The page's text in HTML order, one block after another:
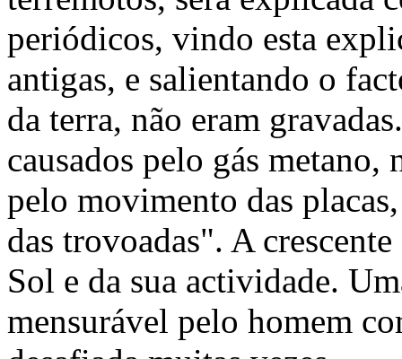
periódicos, vindo esta
antigas, e salientando o
da terra, não eram
causados pelo gás metano,
pelo movimento das
das trovoadas". A
Sol e da sua actividade.
mensurável pelo homem